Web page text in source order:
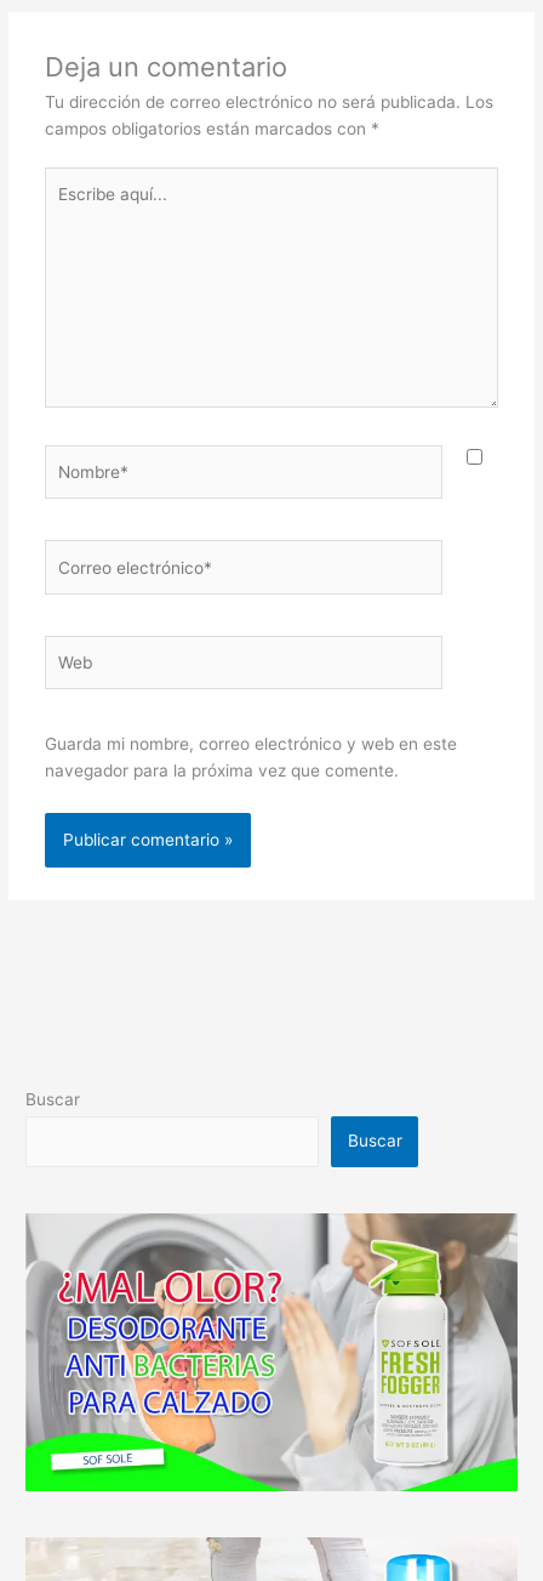
Deja un comentario
Tu dirección de correo electrónico no será publicada. Los
campos obligatorios están marcados con *
aquí...
electrónico*
Guarda mi nombre, correo electrónico y web en este
navegador para la próxima vez que comente.
Buscar
Buscar